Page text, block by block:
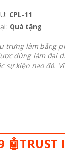
CPL-11
Quà tặng
trưng làm bằng
dùng làm đại
sự kiện nào đó.
🤖TRUST